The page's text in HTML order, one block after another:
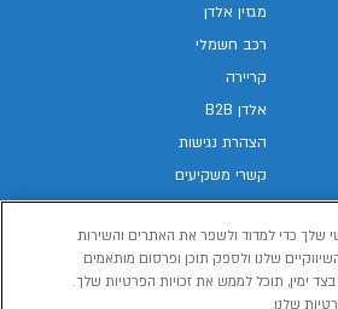
מגזין אלדן
רכב חשמלי
קריירה
אלדן B2B
הצהרת נגישות
קשרי משקיעים
מפת האתר
מדיניות פרטיות
תנאי שימוש
שלך כדי למדוד ולשפר את האתרים והשירות
שלנו ולספק תוכן ופרסום מותאמים
ימין, תוכל לממש את זכויות הפרטיות שלך.
שלנו